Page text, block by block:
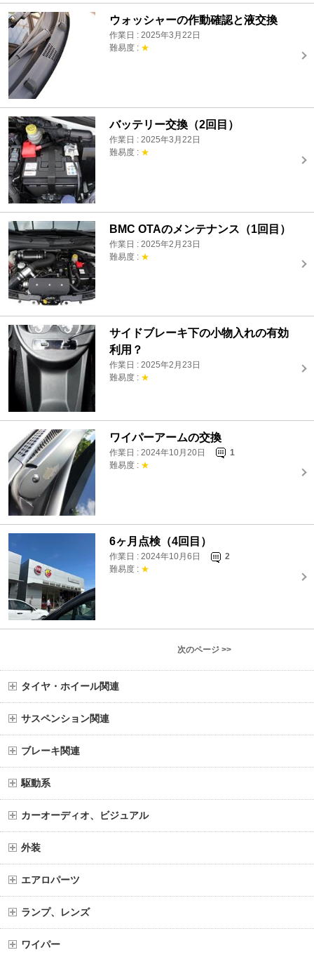
ウォッシャーの作動確認と液交換
作業日 : 2025年3月22日
難易度 : ★
バッテリー交換（2回目）
作業日 : 2025年3月22日
難易度 : ★
BMC OTAのメンテナンス（1回目）
作業日 : 2025年2月23日
難易度 : ★
サイドブレーキ下の小物入れの有効
利用？
作業日 : 2025年2月23日
難易度 : ★
ワイパーアームの交換
作業日 : 2024年10月20日
1
難易度 : ★
6ヶ月点検（4回目）
作業日 : 2024年10月6日
2
難易度 : ★
次のページ >>
タイヤ・ホイール関連
サスペンション関連
ブレーキ関連
駆動系
カーオーディオ、ビジュアル
外装
エアロパーツ
ランプ、レンズ
ワイパー